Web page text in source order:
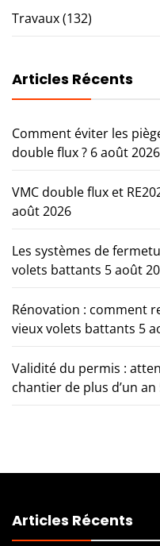
Travaux(132)
Articles Récents
Comment éviter les
double flux ? 6 août 2026
VMC double flux et
août 2026
Les systèmes de
volets battants 5 août
Rénovation : comment
vieux volets battants 5
Validité du permis :
chantier de plus d’un an
Articles Récents